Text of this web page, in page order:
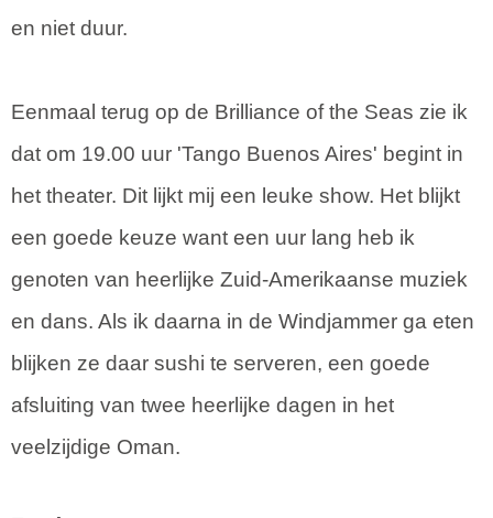
en niet duur.
Eenmaal terug op de Brilliance of the Seas zie ik
dat om 19.00 uur 'Tango Buenos Aires' begint in
het theater. Dit lijkt mij een leuke show. Het blijkt
een goede keuze want een uur lang heb ik
genoten van heerlijke Zuid-Amerikaanse muziek
en dans. Als ik daarna in de Windjammer ga eten
blijken ze daar sushi te serveren, een goede
afsluiting van twee heerlijke dagen in het
veelzijdige Oman.